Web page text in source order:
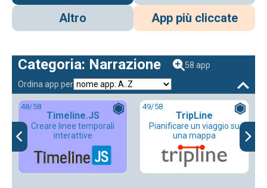
Altro
App più cliccate
Categoria: Narrazione
58 app
Ordina app per
48/58
Timeline.JS
Creare linee temporali
interattive
49/58
TripLine
Pianificare un viaggio su
una mappa